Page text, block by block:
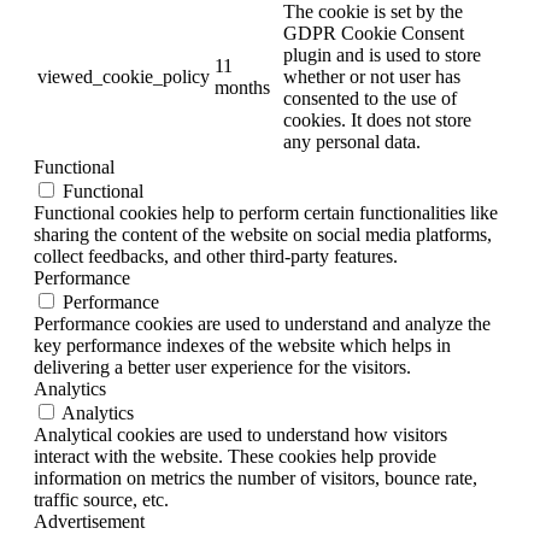
viewed_cookie_policy
11
months
The cookie is set by the
GDPR Cookie Consent
plugin and is used to store
whether or not user has
consented to the use of
cookies. It does not store
any personal data.
Functional
Functional
Functional cookies help to perform certain functionalities like
sharing the content of the website on social media platforms,
collect feedbacks, and other third-party features.
Performance
Performance
Performance cookies are used to understand and analyze the
key performance indexes of the website which helps in
delivering a better user experience for the visitors.
Analytics
Analytics
Analytical cookies are used to understand how visitors
interact with the website. These cookies help provide
information on metrics the number of visitors, bounce rate,
traffic source, etc.
Advertisement